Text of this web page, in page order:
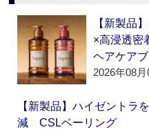
【新製品
×高浸透密
ヘアケア
2026年08
【新製品】ハイゼントラ
減 CSLベーリング